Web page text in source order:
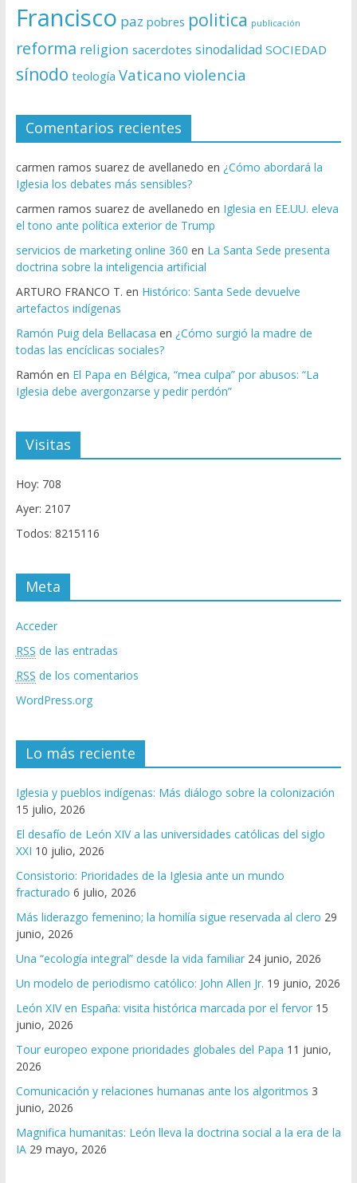
Francisco paz pobres politica publicación
reforma religion sacerdotes sinodalidad SOCIEDAD
sínodo teología Vaticano violencia
Comentarios recientes
carmen ramos suarez de avellanedo en ¿Cómo abordará la
Iglesia los debates más sensibles?
carmen ramos suarez de avellanedo en Iglesia en EE.UU. eleva
el tono ante política exterior de Trump
servicios de marketing online 360 en La Santa Sede presenta
doctrina sobre la inteligencia artificial
ARTURO FRANCO T. en Histórico: Santa Sede devuelve
artefactos indígenas
Ramón Puig dela Bellacasa en ¿Cómo surgió la madre de
todas las encíclicas sociales?
Ramón en El Papa en Bélgica, “mea culpa” por abusos: “La
Iglesia debe avergonzarse y pedir perdón”
Visitas
Hoy: 708
Ayer: 2107
Todos: 8215116
Meta
Acceder
RSS de las entradas
RSS de los comentarios
WordPress.org
Lo más reciente
Iglesia y pueblos indígenas: Más diálogo sobre la colonización
15 julio, 2026
El desafío de León XIV a las universidades católicas del siglo
XXI 10 julio, 2026
Consistorio: Prioridades de la Iglesia ante un mundo
fracturado 6 julio, 2026
Más liderazgo femenino; la homilía sigue reservada al clero 29
junio, 2026
Una “ecología integral” desde la vida familiar 24 junio, 2026
Un modelo de periodismo católico: John Allen Jr. 19 junio, 2026
León XIV en España: visita histórica marcada por el fervor 15
junio, 2026
Tour europeo expone prioridades globales del Papa 11 junio,
2026
Comunicación y relaciones humanas ante los algoritmos 3
junio, 2026
Magnifica humanitas: León lleva la doctrina social a la era de la
IA 29 mayo, 2026